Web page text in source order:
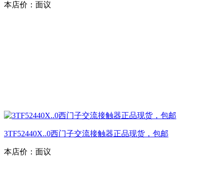
本店价： 面议
3TF52440X..0西门子交流接触器正品现货，包邮
本店价： 面议